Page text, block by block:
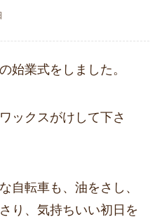
始業式をしました。
ックスがけして下さ
自転車も、油をさし、
り、気持ちいい初日を